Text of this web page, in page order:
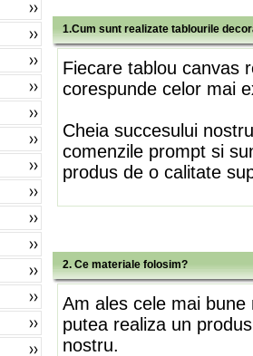
1.Cum sunt realizate tablourile
Fiecare tablou canvas
corespunde celor mai
Cheia succesului
comenzile prompt si
produs de o calitate
2. Ce materiale folosim?
Am ales cele mai
putea realiza un
nostru.